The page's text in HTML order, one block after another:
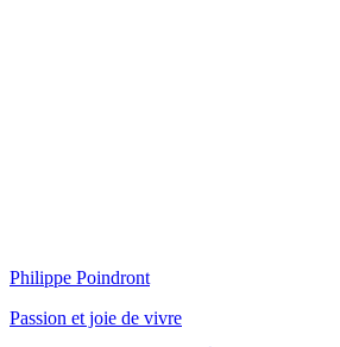
Philippe Poindront
Passion et joie de vivre